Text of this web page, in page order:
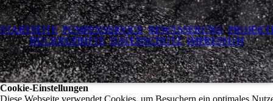
STARTSEITE PUMPENSERVICE BEWÄSSERUNG
RÜCKRUFBITTE DATENSCHUTZ IMPRESSUM
Cookie-Einstellungen